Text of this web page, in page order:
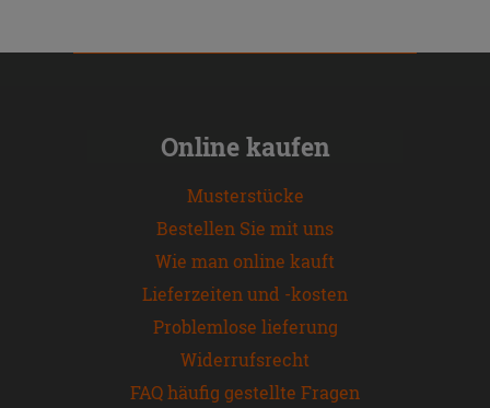
Online kaufen
Musterstücke
Bestellen Sie mit uns
Wie man online kauft
Lieferzeiten und -kosten
Problemlose lieferung
Widerrufsrecht
FAQ häufig gestellte Fragen